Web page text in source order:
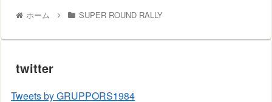
ホーム SUPER ROUND RALLY
twitter
Tweets by GRUPPORS1984